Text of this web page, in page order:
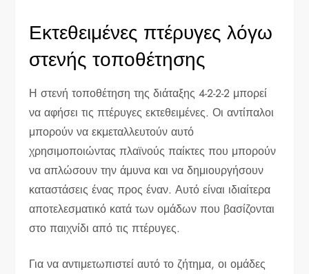
Εκτεθειμένες πτέρυγες λόγω
στενής τοποθέτησης
Η στενή τοποθέτηση της διάταξης 4-2-2-2 μπορεί
να αφήσει τις πτέρυγες εκτεθειμένες. Οι αντίπαλοι
μπορούν να εκμεταλλευτούν αυτό
χρησιμοποιώντας πλαϊνούς παίκτες που μπορούν
να απλώσουν την άμυνα και να δημιουργήσουν
καταστάσεις ένας προς έναν. Αυτό είναι ιδιαίτερα
αποτελεσματικό κατά των ομάδων που βασίζονται
στο παιχνίδι από τις πτέρυγες.
Για να αντιμετωπιστεί αυτό το ζήτημα, οι ομάδες